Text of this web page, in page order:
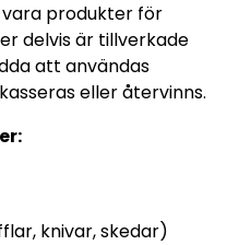
produkter för
delvis är tillverkade
att användas
eller återvinns.
knivar, skedar)